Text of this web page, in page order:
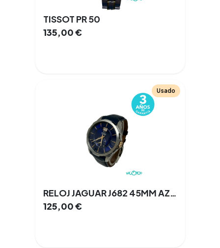
TISSOT PR 50
135,00€
Usado
RELOJ JAGUAR J682 45MM AZUL/PLATA
125,00€